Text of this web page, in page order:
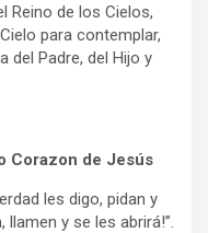
Reino de los Cielos,
para contemplar,
del Padre, del Hijo y
Corazon de Jesús
les digo, pidan y
y se les abrirá!”.